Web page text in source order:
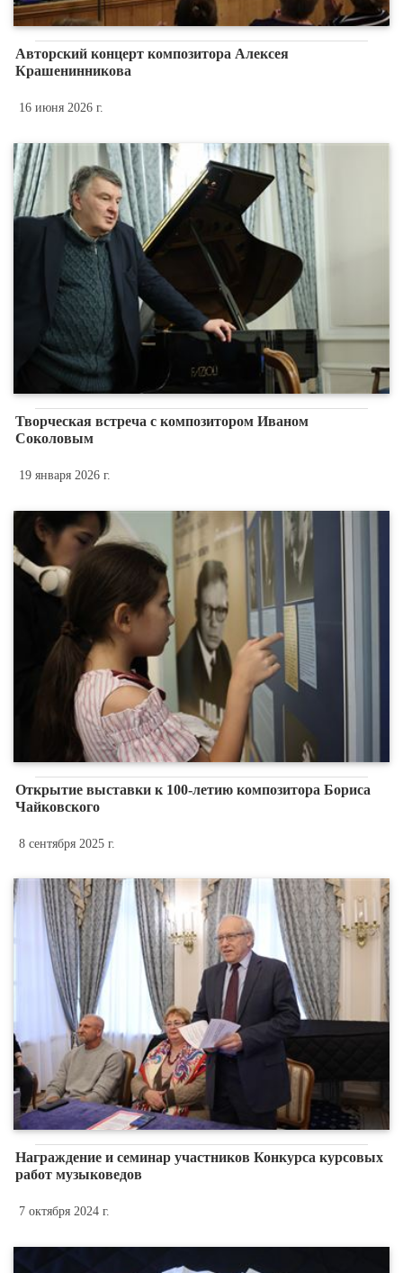
Авторский концерт композитора Алексея
Крашенинникова
16 июня 2026 г.
Творческая встреча с композитором Иваном
Соколовым
19 января 2026 г.
Открытие выставки к 100-летию композитора Бориса
Чайковского
8 сентября 2025 г.
Награждение и семинар участников Конкурса курсовых
работ музыковедов
7 октября 2024 г.